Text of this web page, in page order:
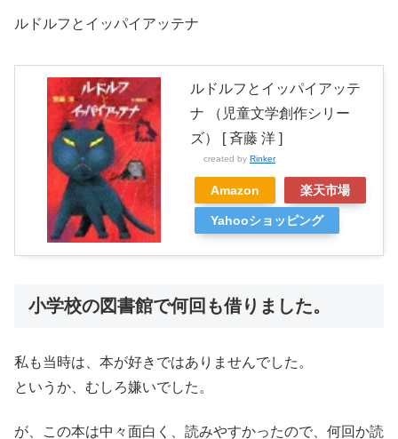
ルドルフとイッパイアッテナ
ルドルフとイッパイアッテ
ナ （児童文学創作シリー
ズ） [ 斉藤 洋 ]
created by Rinker
Amazon 楽天市場
Yahooショッピング
小学校の図書館で何回も借りました。
私も当時は、本が好きではありませんでした。
というか、むしろ嫌いでした。
が、この本は中々面白く、読みやすかったので、何回か読